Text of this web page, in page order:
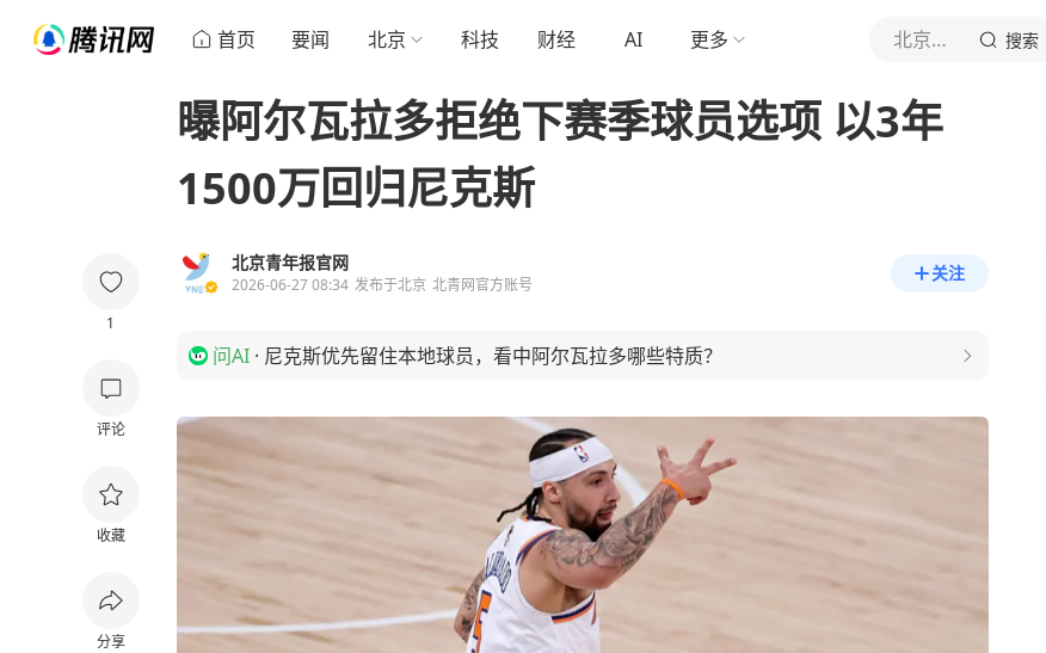
首页 要闻 北京 科技 财经 AI 更多 北京青年报官网 搜索
1
评论
收藏
分享
曝阿尔瓦拉多拒绝下赛季球员选项 以3年
1500万回归尼克斯
北京青年报官网
2026-06-27 08:34 发布于北京 北青网官方账号
关注
问AI · 尼克斯优先留住本地球员，看中阿尔瓦拉多哪些特质？